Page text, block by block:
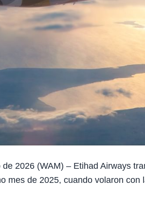
2026 (WAM) – Etihad Airways
mes de 2025, cuando volaron